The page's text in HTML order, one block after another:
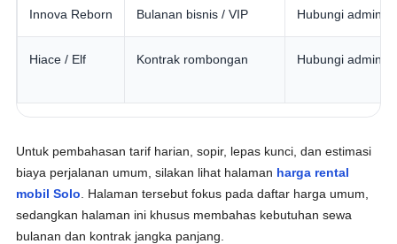
Innova Reborn Bulanan bisnis / VIP Hubungi admin
Hiace / Elf Kontrak rombongan Hubungi admin
Untuk pembahasan tarif harian, sopir, lepas kunci, dan estimasi
biaya perjalanan umum, silakan lihat halaman harga rental
mobil Solo . Halaman tersebut fokus pada daftar harga umum,
sedangkan halaman ini khusus membahas kebutuhan sewa
bulanan dan kontrak jangka panjang.